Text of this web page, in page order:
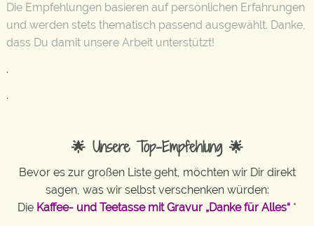
Die Empfehlungen basieren auf persönlichen Erfahrungen
und werden stets thematisch passend ausgewählt. Danke,
dass Du damit unsere Arbeit unterstützt!
.
.
🌟 Unsere Top-Empfehlung 🌟
Bevor es zur großen Liste geht, möchten wir Dir direkt
sagen, was wir selbst verschenken würden:
Die Kaffee- und Teetasse mit Gravur „Danke für Alles“ *